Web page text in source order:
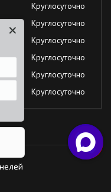
Круглосуточно
Круглосуточно
Круглосуточно
Круглосуточно
Круглосуточно
Круглосуточно